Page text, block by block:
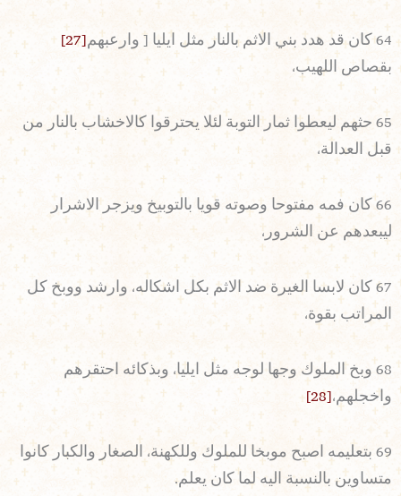
64 كان قد هدد بني الاثم بالنار مثل ايليا [ وارعبهم
[27]
بقصاص اللهيب،
65 حثهم ليعطوا ثمار التوبة لئلا يحترقوا كالاخشاب بالنار من
قبل العدالة،
66 كان فمه مفتوحا وصوته قويا بالتوبيخ ويزجر الاشرار
ليبعدهم عن الشرور،
67 كان لابسا الغيرة ضد الاثم بكل اشكاله، وارشد ووبخ كل
المراتب بقوة،
68 وبخ الملوك وجها لوجه مثل ايليا، وبذكائه احتقرهم
واخجلهم، [28]
69 بتعليمه اصبح موبخا للملوك وللكهنة، الصغار والكبار كانوا
متساوين بالنسبة اليه لما كان يعلم.